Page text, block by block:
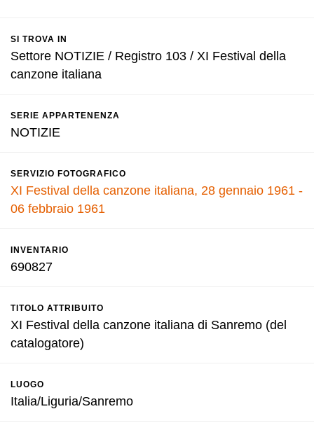
SI TROVA IN
Settore NOTIZIE / Registro 103 / XI Festival della
canzone italiana
SERIE APPARTENENZA
NOTIZIE
SERVIZIO FOTOGRAFICO
XI Festival della canzone italiana, 28 gennaio 1961 -
06 febbraio 1961
INVENTARIO
690827
TITOLO ATTRIBUITO
XI Festival della canzone italiana di Sanremo (del
catalogatore)
LUOGO
Italia/Liguria/Sanremo